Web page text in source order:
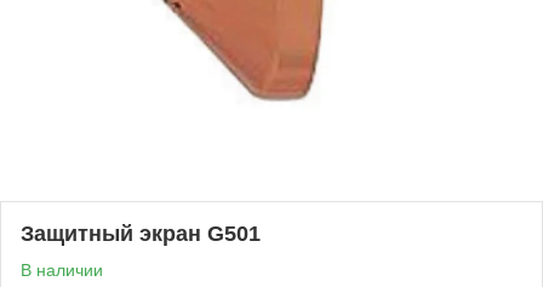
Защитный экран G501
В наличии